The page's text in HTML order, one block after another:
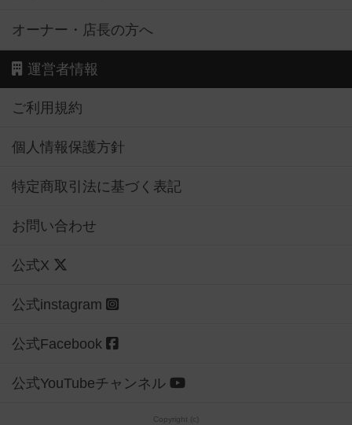
オーナー・店長の方へ
運営者情報
ご利用規約
個人情報保護方針
特定商取引法に基づく表記
お問い合わせ
公式X
公式instagram
公式Facebook
公式YouTubeチャンネル
Copyright (c)